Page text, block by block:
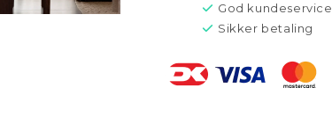
God kundeservice
Sikker betaling